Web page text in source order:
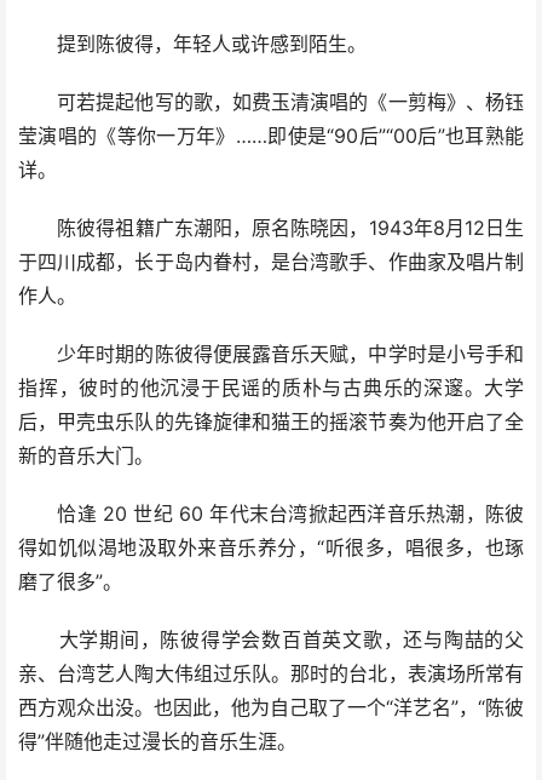
提到陈彼得，年轻人或许感到陌生。
可若提起他写的歌，如费玉清演唱的《一剪梅》、杨钰
莹演唱的《等你一万年》……即使是“90后”“00后”也耳熟能
详。
陈彼得祖籍广东潮阳，原名陈晓因，1943年8月12日生
于四川成都，长于岛内眷村，是台湾歌手、作曲家及唱片制
作人。
少年时期的陈彼得便展露音乐天赋，中学时是小号手和
指挥，彼时的他沉浸于民谣的质朴与古典乐的深邃。大学
后，甲壳虫乐队的先锋旋律和猫王的摇滚节奏为他开启了全
新的音乐大门。
恰逢 20 世纪 60 年代末台湾掀起西洋音乐热潮，陈彼
得如饥似渴地汲取外来音乐养分，“听很多，唱很多，也琢
磨了很多”。
大学期间，陈彼得学会数百首英文歌，还与陶喆的父
亲、台湾艺人陶大伟组过乐队。那时的台北，表演场所常有
西方观众出没。也因此，他为自己取了一个“洋艺名”，“陈彼
得”伴随他走过漫长的音乐生涯。